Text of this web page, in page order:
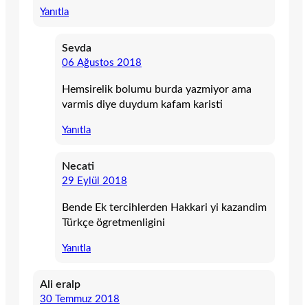
Yanıtla
Sevda
06 Ağustos 2018
Hemsirelik bolumu burda yazmiyor ama
varmis diye duydum kafam karisti
Yanıtla
Necati
29 Eylül 2018
Bende Ek tercihlerden Hakkari yi kazandim
Türkçe ögretmenligini
Yanıtla
Ali eralp
30 Temmuz 2018